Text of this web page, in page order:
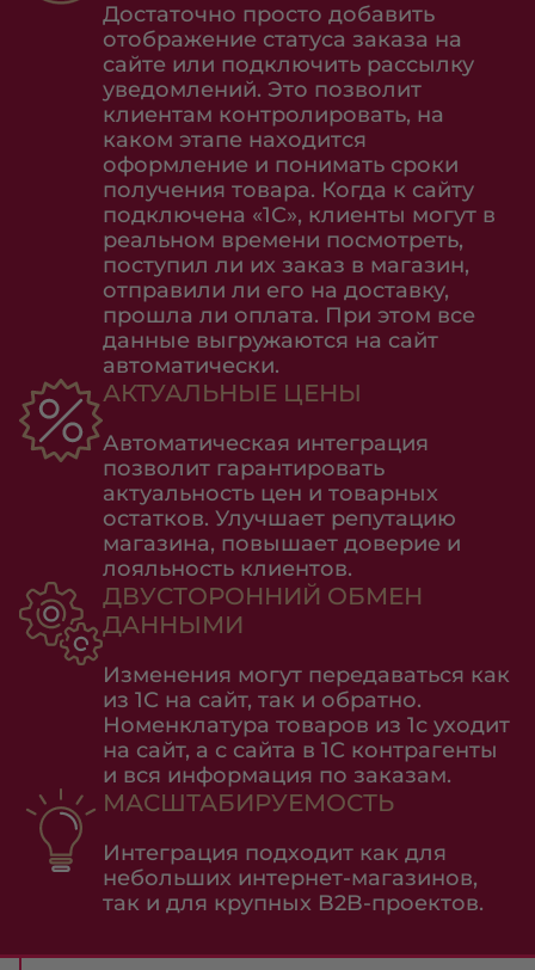
Достаточно просто добавить
отображение статуса заказа на
сайте или подключить рассылку
уведомлений. Это позволит
клиентам контролировать, на
каком этапе находится
оформление и понимать сроки
получения товара. Когда к сайту
подключена «1С», клиенты могут в
реальном времени посмотреть,
поступил ли их заказ в магазин,
отправили ли его на доставку,
прошла ли оплата. При этом все
данные выгружаются на сайт
автоматически.
АКТУАЛЬНЫЕ ЦЕНЫ
Автоматическая интеграция
позволит гарантировать
актуальность цен и товарных
остатков. Улучшает репутацию
магазина, повышает доверие и
лояльность клиентов.
ДВУСТОРОННИЙ ОБМЕН
ДАННЫМИ
Изменения могут передаваться как
из 1С на сайт, так и обратно.
Номенклатура товаров из 1с уходит
на сайт, а с сайта в 1С контрагенты
и вся информация по заказам.
МАСШТАБИРУЕМОСТЬ
Интеграция подходит как для
небольших интернет-магазинов,
так и для крупных B2B-проектов.